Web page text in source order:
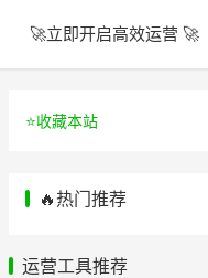
🚀立即开启高效运营 🚀
⭐️收藏本站
🔥热门推荐
运营工具推荐